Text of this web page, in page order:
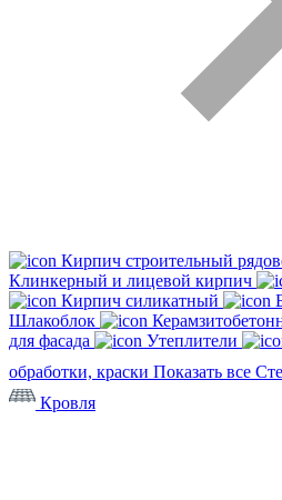
Кирпич строительный
Клинкерный и лицевой кирпич
Кирпич силикатный
Шлакоблок
для фасада
Утеплители
обработки, краски Показать все
Кровля